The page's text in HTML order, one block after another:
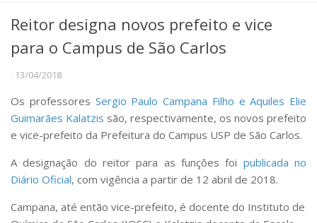
Sobre a Prefeitura
Gestão atual
Missão e Valores
Divisões e Seções
Comissões Internas
Localização
Reitor designa novos prefeito e vice
para o Campus de São Carlos
· 13/04/2018
Os professores Sergio Paulo Campana Filho e Aquiles Elie
Guimarães Kalatzis são, respectivamente, os novos prefeito
e vice-prefeito da Prefeitura do Campus USP de São Carlos.
A designação do reitor para as funções foi publicada no
Diário Oficial, com vigência a partir de 12 abril de 2018.
Campana, até então vice-prefeito, é docente do Instituto de